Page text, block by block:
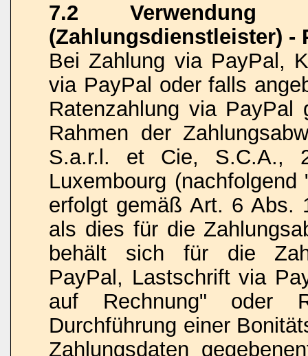
7.2 Verwendung
(Zahlungsdienstleister) -
Bei Zahlung via PayPal,
via PayPal oder falls
Ratenzahlung via PayPal
Rahmen der
S.a.r.l. et Cie, S.C.A.,
Luxembourg
erfolgt gemäß Art. 6 Abs.
als dies für die
behält sich für die
PayPal, Lastschrift via
auf Rechnung" oder
Durchführung einer
Zahlungsdaten